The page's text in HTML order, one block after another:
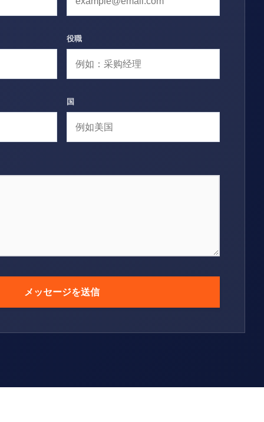
役職
国
メッセージを送信